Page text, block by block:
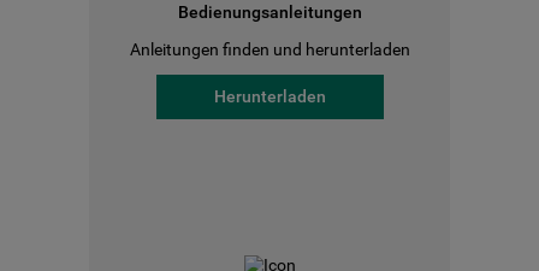
Bedienungsanleitungen
Anleitungen finden und herunterladen
Herunterladen